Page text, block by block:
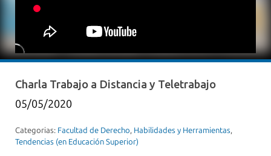
Charla Trabajo a Distancia y Teletrabajo
05/05/2020
Categorias: Facultad de Derecho, Habilidades y Herramientas,
Tendencias (en Educación Superior)